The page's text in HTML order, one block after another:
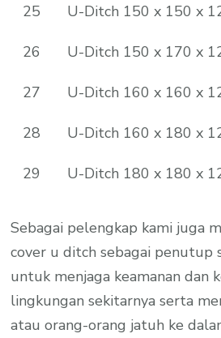
25 U-Ditch 150 x 150 x
26 U-Ditch 150 x 170 x
27 U-Ditch 160 x 160 x
28 U-Ditch 160 x 180 x
29 U-Ditch 180 x 180 x
Sebagai pelengkap kami juga
cover u ditch sebagai penutup
untuk menjaga keamanan dan
lingkungan sekitarnya serta
atau orang-orang jatuh ke